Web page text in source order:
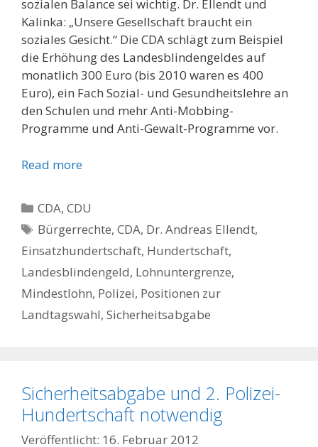
sozialen Balance sei wichtig. Dr. Ellendt und
Kalinka: „Unsere Gesellschaft braucht ein
soziales Gesicht.“ Die CDA schlägt zum Beispiel
die Erhöhung des Landesblindengeldes auf
monatlich 300 Euro (bis 2010 waren es 400
Euro), ein Fach Sozial- und Gesundheitslehre an
den Schulen und mehr Anti-Mobbing-
Programme und Anti-Gewalt-Programme vor.
Read more
Kategorien
CDA,CDU
Schlagwörter
Bürgerrechte,CDA, Dr. Andreas Ellendt,
Einsatzhundertschaft, Hundertschaft,
Landesblindengeld, Lohnuntergrenze,
Mindestlohn, Polizei, Positionen zur
Landtagswahl, Sicherheitsabgabe
Sicherheitsabgabe und 2. Polizei-
Hundertschaft notwendig
16. Februar 2012